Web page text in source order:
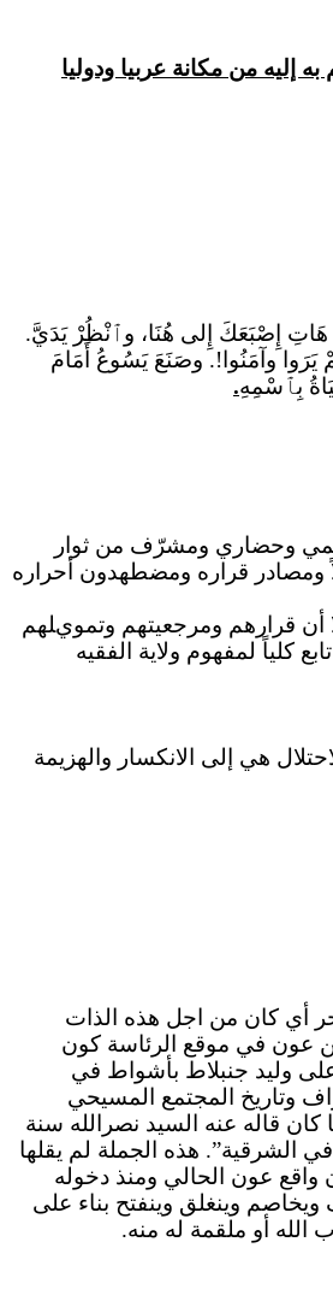
من مكانة عربيا ودوليا
هَاتِ إِصْبَعَكَ إِلى هُنَا، وٱنْظُرْ يَدَيَّ.
وآمَنُوا!. وصَنَعَ يَسُوعُ أَمَامَ
بِٱسْمِهِ.
بضغط سلمي وحضاري ومشرّف من ثوار
ومصادر قراره ومضطهدون أحراره
أن قرارهم ومرجعيتهم وتمويلهم
كلياً لمفهوم ولاية الفقيه
هي إلى الانكسار والهزيمة
ونحر أي كان من اجل هذه الذات
عون في موقع الرئاسة كون
وليد جنبلاط بأشواط في
وتاريخ المجتمع المسيحي
قاله عنه السيد نصرالله سنة
الشرقية”. هذه الجملة لم يقلها
نصرالله، في احتفال ذكرى الحر العاملي، ونشرتها صحيفة “النهار” في 6 نوفمبر 1989.). ولتبيان واقع عون الحالي ومنذ دخوله
وينغلق وينفتح بناء على